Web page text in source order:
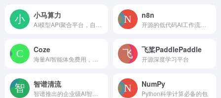
小马算力 n8n
Coze 飞桨PaddlePaddle
开源深度学习平台
智谱清流 NumPy
Python科学计算必备的包